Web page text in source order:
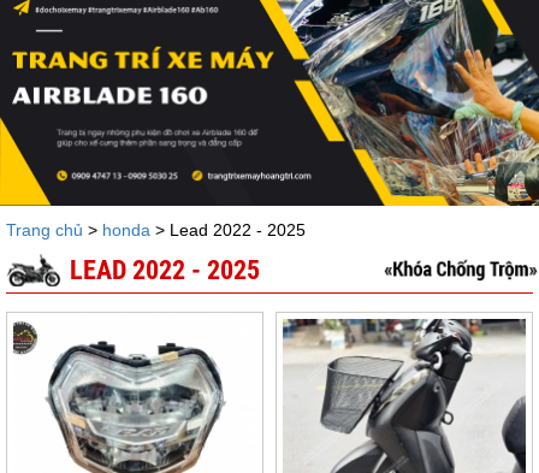
Trang chủ > honda > Lead 2022 - 2025
LEAD 2022 - 2025